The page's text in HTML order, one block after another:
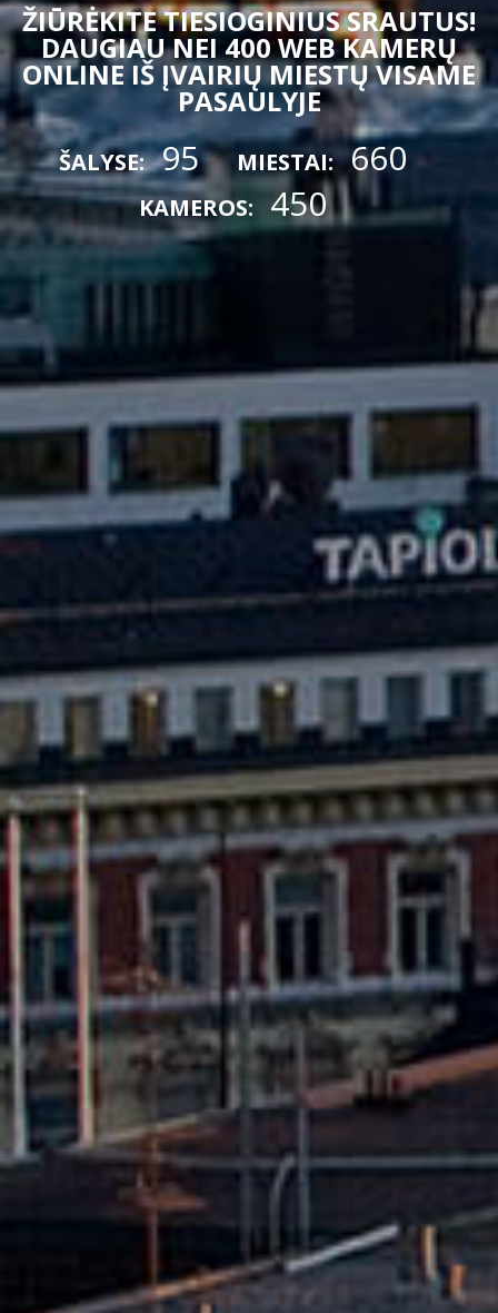
ŽIŪRĖKITE TIESIOGINIUS SRAUTUS!
DAUGIAU NEI 400 WEB KAMERŲ
ONLINE IŠ ĮVAIRIŲ MIESTŲ VISAME
PASAULYJE
ŠALYSE: 95 MIESTAI: 660
KAMEROS: 450